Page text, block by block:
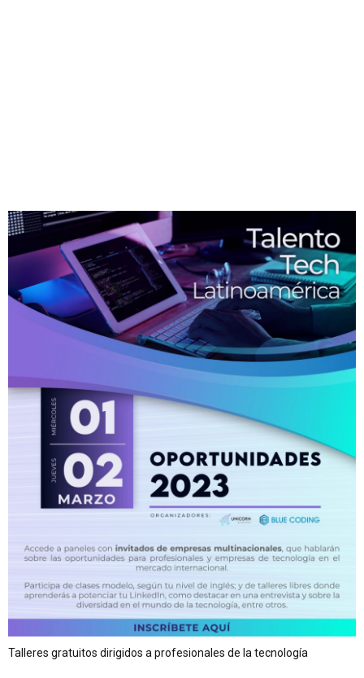
Talleres gratuitos dirigidos a profesionales de la tecnología